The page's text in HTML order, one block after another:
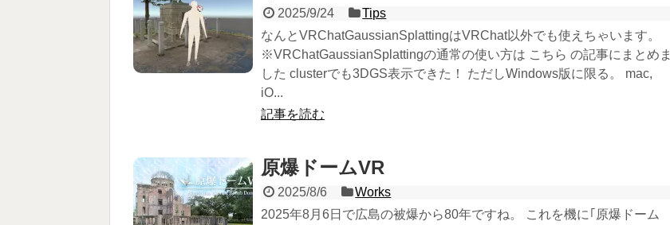
2025/9/24
Tips
なんとVRChatGaussianSplattingはVRChat以外でも使えちゃいます。
※VRChatGaussianSplattingの通常の使い方は こちら の記事にまとめま
した clusterでも3DGS表示できた！ ただしWindows版に限る。 mac,
iO...
記事を読む
原爆ドームVR
2025/8/6
Works
2025年8月6日で広島の被爆から80年ですね。 これを機に｢原爆ドーム